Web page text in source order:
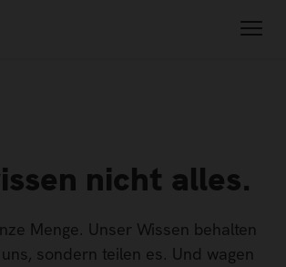
nicht alles.
Menge. Unser Wissen behalten
sondern teilen es. Und wagen